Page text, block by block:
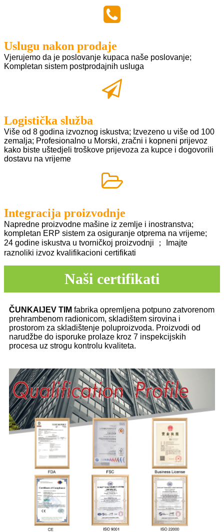
Uslugu nakon prodaje
Vjerujemo da je poslovanje kupaca naše poslovanje;
Kompletan sistem postprodajnih usluga
Logistička služba
Više od 8 godina izvoznog iskustva; Izvezeno u više od 100
zemalja; Profesionalno u Morski, zračni i kopneni prijevoz
kako biste uštedjeli troškove prijevoza za kupce i dogovorili
dostavu na vrijeme
Integracija proizvodnje
Napredne proizvodne mašine iz zemlje i inostranstva;
kompletan ERP sistem za osiguranje otprema na vrijeme;
24 godine iskustva u tvorničkoj proizvodnji ； Imajte
raznoliki izvoz kvalifikacioni certifikati
Naši certifikati
ČUNKAIJEV TIM fabrika opremljena potpuno zatvorenom
prehrambenom radionicom, skladištem sirovina i
prostorom za skladištenje poluproizvoda. Proizvodi od
narudžbe do isporuke prolaze kroz 7 inspekcijskih
procesa uz strogu kontrolu kvaliteta.